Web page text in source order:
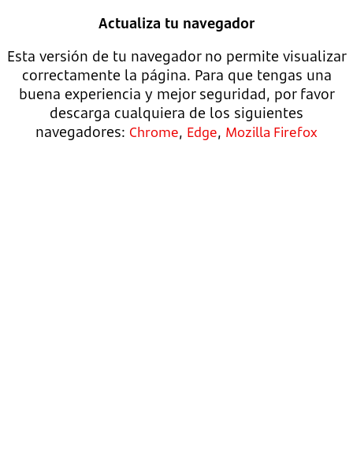
Actualiza tu navegador
Esta versión de tu navegador no permite visualizar
correctamente la página. Para que tengas una
buena experiencia y mejor seguridad, por favor
descarga cualquiera de los siguientes
navegadores: Chrome, Edge, Mozilla Firefox